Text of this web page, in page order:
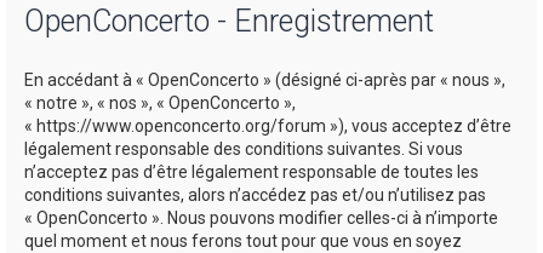
OpenConcerto - Enregistrement
En accédant à « OpenConcerto » (désigné ci-après par « nous »,
« notre », « nos », « OpenConcerto »,
« https://www.openconcerto.org/forum »), vous acceptez d’être
légalement responsable des conditions suivantes. Si vous
n’acceptez pas d’être légalement responsable de toutes les
conditions suivantes, alors n’accédez pas et/ou n’utilisez pas
« OpenConcerto ». Nous pouvons modifier celles-ci à n’importe
quel moment et nous ferons tout pour que vous en soyez